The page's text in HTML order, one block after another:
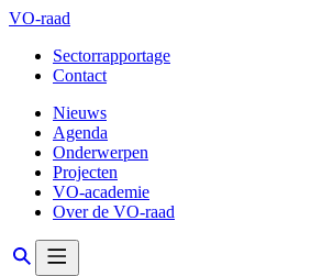
VO-raad
Sectorrapportage
Contact
Nieuws
Agenda
Onderwerpen
Projecten
VO-academie
Over de VO-raad